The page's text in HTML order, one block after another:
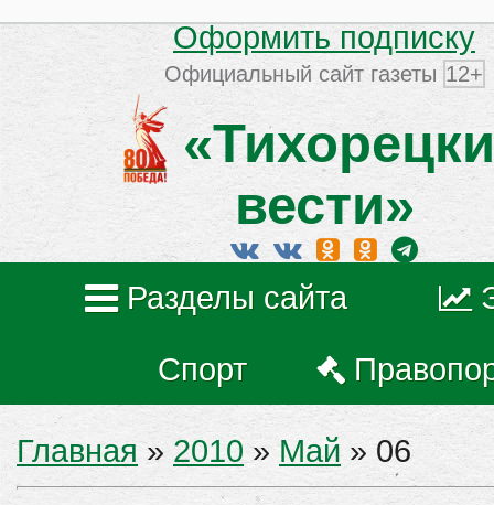
Оформить подписку
Официальный сайт газеты 12+
вести»
Разделы сайта
Спорт
Главная » 2010 » Май » 06